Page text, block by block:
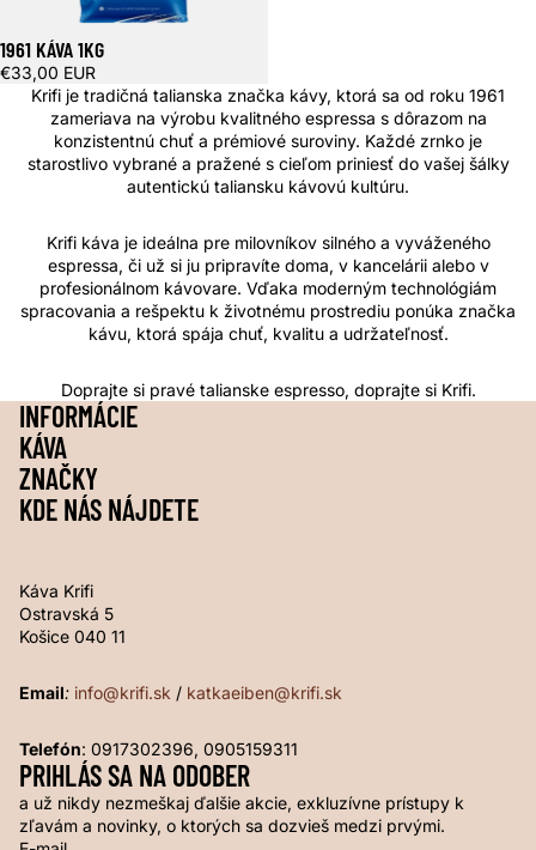
1961 KÁVA 1KG
€33,00 EUR
Krifi je tradičná talianska značka kávy, ktorá sa od roku 1961
zameriava na výrobu kvalitného espressa s dôrazom na
konzistentnú chuť a prémiové suroviny. Každé zrnko je
starostlivo vybrané a pražené s cieľom priniesť do vašej šálky
autentickú taliansku kávovú kultúru.
Krifi káva je ideálna pre milovníkov silného a vyváženého
espressa, či už si ju pripravíte doma, v kancelárii alebo v
profesionálnom kávovare. Vďaka moderným technológiám
spracovania a rešpektu k životnému prostrediu ponúka značka
kávu, ktorá spája chuť, kvalitu a udržateľnosť.
Doprajte si pravé talianske espresso, doprajte si Krifi.
INFORMÁCIE
KÁVA
ZNAČKY
KDE NÁS NÁJDETE
Káva Krifi
Ostravská 5
Košice 040 11
Email: info@krifi.sk / katkaeiben@krifi.sk
Telefón: 0917302396, 0905159311
PRIHLÁS SA NA ODOBER
a už nikdy nezmeškaj ďalšie akcie, exkluzívne prístupy k
zľavám a novinky, o ktorých sa dozvieš medzi prvými.